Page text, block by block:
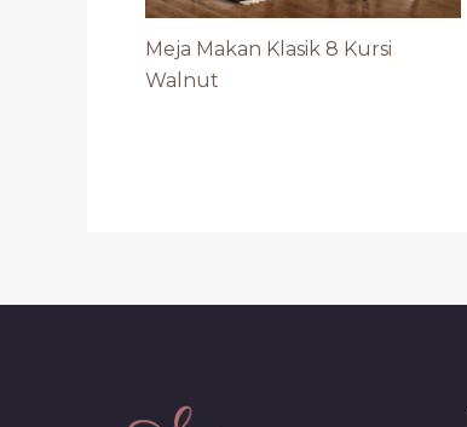
Meja Makan Klasik 8 Kursi
Walnut